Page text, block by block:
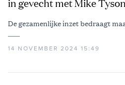
in gevecht met Mike Tyson
De gezamenlijke inzet bedraagt
14 NOVEMBER 2024 15:49